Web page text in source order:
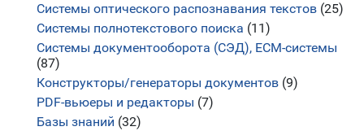
Системы оптического распознавания текстов (25)
Системы полнотекстового поиска (11)
Системы документооборота (СЭД), ECM-системы
(87)
Конструкторы/генераторы документов (9)
PDF-вьюеры и редакторы (7)
Базы знаний (32)